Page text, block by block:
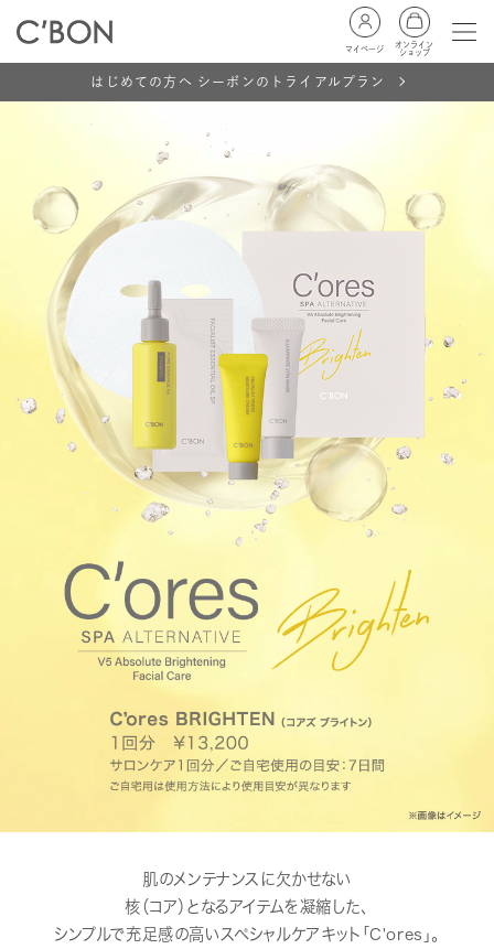
マイページ
オンライン
ショップ
はじめての方へ シーボンのトライアルプラン
肌のメンテナンスに欠かせない
核（コア）となるアイテムを凝縮した、
シンプルで充足感の高いスペシャルケアキット「C'ores」。